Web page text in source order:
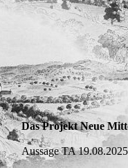
Das Projekt Neue
Aussage TA